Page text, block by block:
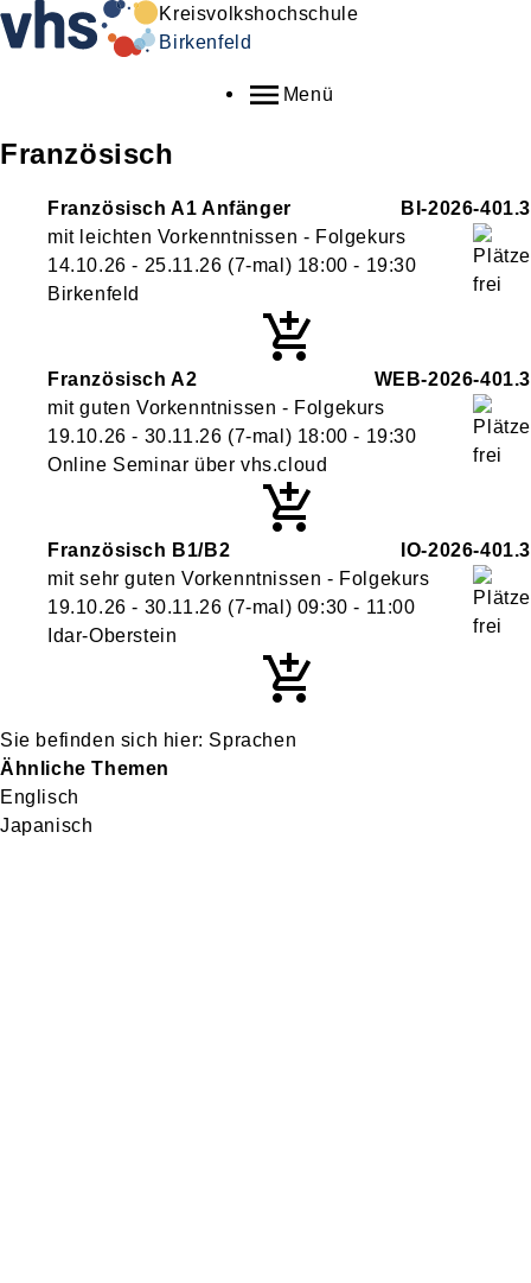
Kreisvolkshochschule
Birkenfeld
Menü
Französisch
Französisch A1 Anfänger
BI-2026-401.3
mit leichten Vorkenntnissen - Folgekurs
14.10.26 - 25.11.26 (7-mal) 18:00 - 19:30
Birkenfeld
Französisch A2
WEB-2026-401.3
mit guten Vorkenntnissen - Folgekurs
19.10.26 - 30.11.26 (7-mal) 18:00 - 19:30
Online Seminar über vhs.cloud
Französisch B1/B2
IO-2026-401.3
mit sehr guten Vorkenntnissen - Folgekurs
19.10.26 - 30.11.26 (7-mal) 09:30 - 11:00
Idar-Oberstein
Sprachen
Ähnliche Themen
Englisch
Japanisch